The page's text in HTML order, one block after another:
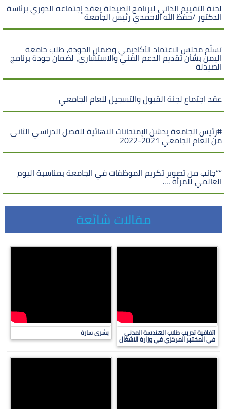
لجنة التقييم الذاتي لبرنامج الصيدلة يعقد إجتماعه الدوري برئاسة
الدكتور /حفظ الله الاحمدي رئيس الجامعة
تسلّم مجلس الاعتماد الأكاديمي وضمان الجودة، طلب جامعة
اليمن بشأن تقديم الدعم الفني والاستشاري، لضمان جودة برنامج
الصيدلة
عقد اجتماع لجنة القبول والتسجيل للعام الجامعي
#رئيس الجامعة يدشن الإمتحانات النهائية للفصل الدراسي الثاني
من العام الجامعي 2021-2022
“”جانب من تصوير تكريم الموظفات في الجامعة بمناسبة اليوم
العالمي للمرأة ….
مقالات شائعة
اتفاقية تدريب طلاب الهندسة المدني
في المختبر المركزي في وزارة الاشغال
بشرى سارة